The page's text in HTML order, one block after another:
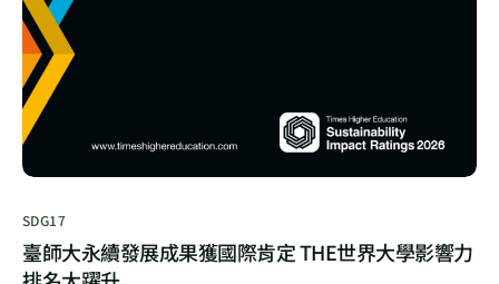
SDG17
臺師大永續發展成果獲國際肯定 THE世界大學影響力